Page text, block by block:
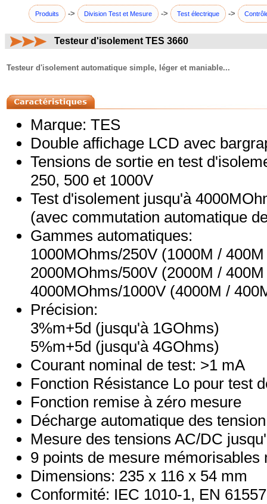
Produits -> Division Test et Mesure -> Test électrique ->
Testeur d'isolement TES 3660
Testeur d'isolement automatique simple, léger et maniable...
Marque: TES
Double affichage LCD avec
Tensions de sortie en test
250, 500 et 1000V
Test d'isolement jusqu'à
(avec commutation automatique
Gammes automatiques:
1000MOhms/250V (1000M /
2000MOhms/500V (2000M /
4000MOhms/1000V (4000M /
Précision:
3%m+5d (jusqu'à 1GOhms)
5%m+5d (jusqu'à 4GOhms)
Courant nominal de test: >1 mA
Fonction Résistance Lo pour test
Fonction remise à zéro mesure
Décharge automatique des
Mesure des tensions AC/DC
9 points de mesure mémorisables
Dimensions: 235 x 116 x 54 mm
Conformité: IEC 1010-1, EN